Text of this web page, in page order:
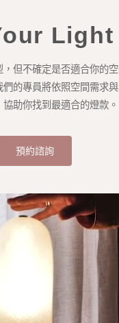
Light
，但不確定是否適合你的
們的專員將依照空間需求
助你找到最適合的燈款。
預約諮詢